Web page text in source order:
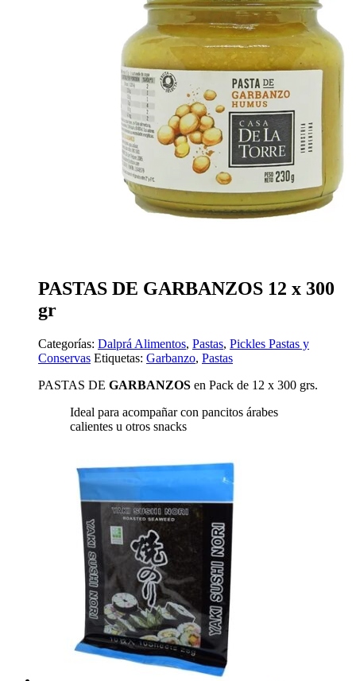
PASTAS DE GARBANZOS 12 x 300
gr
Categorías: Dalprá Alimentos, Pastas, Pickles Pastas y
Conservas Etiquetas: Garbanzo, Pastas
PASTAS DE GARBANZOS en Pack de 12 x 300 grs.
Ideal para acompañar con pancitos árabes
calientes u otros snacks